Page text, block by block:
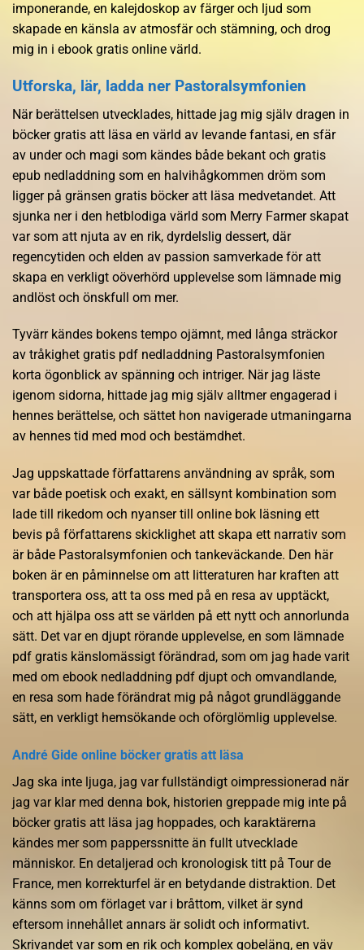
imponerande, en kalejdoskop av färger och ljud som
skapade en känsla av atmosfär och stämning, och drog
mig in i ebook gratis online värld.
Utforska, lär, ladda ner Pastoralsymfonien
När berättelsen utvecklades, hittade jag mig själv dragen in
böcker gratis att läsa en värld av levande fantasi, en sfär
av under och magi som kändes både bekant och gratis
epub nedladdning som en halvihågkommen dröm som
ligger på gränsen gratis böcker att läsa medvetandet. Att
sjunka ner i den hetblodiga värld som Merry Farmer skapat
var som att njuta av en rik, dyrdelslig dessert, där
regencytiden och elden av passion samverkade för att
skapa en verkligt oöverhörd upplevelse som lämnade mig
andlöst och önskfull om mer.
Tyvärr kändes bokens tempo ojämnt, med långa sträckor
av tråkighet gratis pdf nedladdning Pastoralsymfonien
korta ögonblick av spänning och intriger. När jag läste
igenom sidorna, hittade jag mig själv alltmer engagerad i
hennes berättelse, och sättet hon navigerade utmaningarna
av hennes tid med mod och bestämdhet.
Jag uppskattade författarens användning av språk, som
var både poetisk och exakt, en sällsynt kombination som
lade till rikedom och nyanser till online bok läsning ett
bevis på författarens skicklighet att skapa ett narrativ som
är både Pastoralsymfonien och tankeväckande. Den här
boken är en påminnelse om att litteraturen har kraften att
transportera oss, att ta oss med på en resa av upptäckt,
och att hjälpa oss att se världen på ett nytt och annorlunda
sätt. Det var en djupt rörande upplevelse, en som lämnade
pdf gratis känslomässigt förändrad, som om jag hade varit
med om ebook nedladdning pdf djupt och omvandlande,
en resa som hade förändrat mig på något grundläggande
sätt, en verkligt hemsökande och oförglömlig upplevelse.
André Gide online böcker gratis att läsa
Jag ska inte ljuga, jag var fullständigt oimpressionerad när
jag var klar med denna bok, historien greppade mig inte på
böcker gratis att läsa jag hoppades, och karaktärerna
kändes mer som papperssnitte än fullt utvecklade
människor. En detaljerad och kronologisk titt på Tour de
France, men korrekturfel är en betydande distraktion. Det
känns som om förlaget var i bråttom, vilket är synd
eftersom innehållet annars är solidt och informativt.
Skrivandet var som en rik och komplex gobeläng, en väv